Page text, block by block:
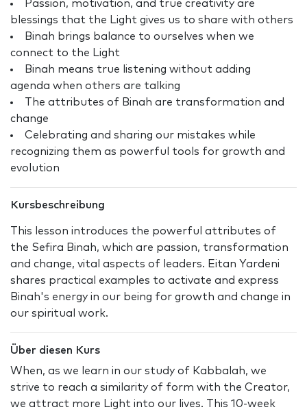
Passion, motivation, and true creativity are
blessings that the Light gives us to share with others
Binah brings balance to ourselves when we
connect to the Light
Binah means true listening without adding
agenda when others are talking
The attributes of Binah are transformation and
change
Celebrating and sharing our mistakes while
recognizing them as powerful tools for growth and
evolution
Kursbeschreibung
This lesson introduces the powerful attributes of
the Sefira Binah, which are passion, transformation
and change, vital aspects of leaders. Eitan Yardeni
shares practical examples to activate and express
Binah's energy in our being for growth and change in
our spiritual work.
Über diesen Kurs
When, as we learn in our study of Kabbalah, we
strive to reach a similarity of form with the Creator,
we attract more Light into our lives. This 10-week